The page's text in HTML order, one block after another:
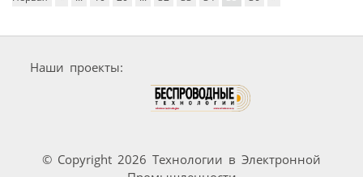
Наши проекты:
© Copyright 2026 Технологии в Электронной